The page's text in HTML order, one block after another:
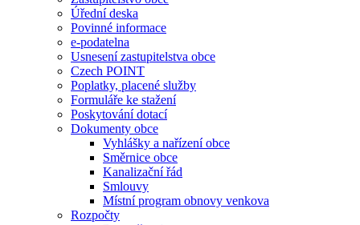
Úřední deska
Povinné informace
e-podatelna
Usnesení zastupitelstva obce
Czech POINT
Poplatky, placené služby
Formuláře ke stažení
Poskytování dotací
Dokumenty obce
Vyhlášky a nařízení obce
Směrnice obce
Kanalizační řád
Smlouvy
Místní program obnovy venkova
Rozpočty